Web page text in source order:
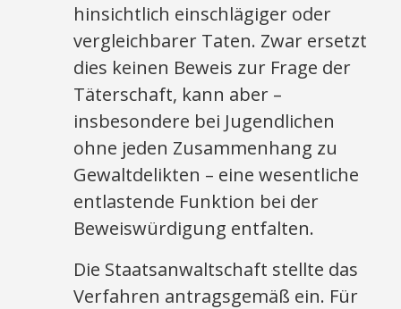
hinsichtlich einschlägiger oder
vergleichbarer Taten. Zwar ersetzt
dies keinen Beweis zur Frage der
Täterschaft, kann aber –
insbesondere bei Jugendlichen
ohne jeden Zusammenhang zu
Gewaltdelikten – eine wesentliche
entlastende Funktion bei der
Beweiswürdigung entfalten.
Die Staatsanwaltschaft stellte das
Verfahren antragsgemäß ein. Für